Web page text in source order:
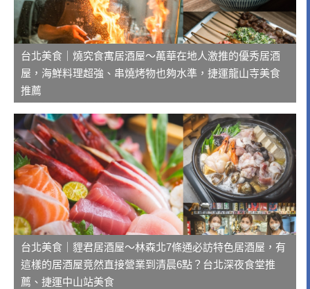
台北美食｜燒究食寓居酒屋～萬華在地人激推的優秀居酒
屋，海鮮料理超強、串燒烤物也夠水準，捷運龍山寺美食
推薦
台北美食｜貍君居酒屋～林森北7條通必訪特色居酒屋，有
這樣的居酒屋竟然直接營業到清晨6點？台北深夜食堂推
薦、捷運中山站美食